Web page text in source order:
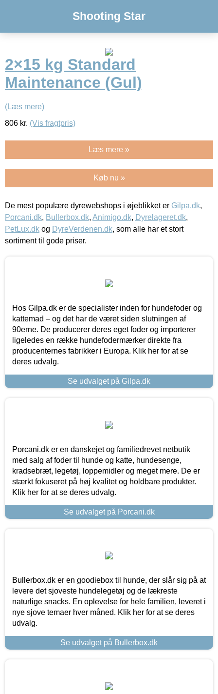
Shooting Star
2×15 kg Standard
Maintenance (Gul)
(Læs mere)
806 kr. (Vis fragtpris)
Læs mere »
Køb nu »
De mest populære dyrewebshops i øjeblikket er Gilpa.dk,
Porcani.dk, Bullerbox.dk, Animigo.dk, Dyrelageret.dk,
PetLux.dk og DyreVerdenen.dk, som alle har et stort
sortiment til gode priser.
Hos Gilpa.dk er de specialister inden for hundefoder og
kattemad – og det har de været siden slutningen af
90erne. De producerer deres eget foder og importerer
ligeledes en række hundefodermærker direkte fra
producenternes fabrikker i Europa. Klik her for at se
deres udvalg.
Se udvalget på Gilpa.dk
Porcani.dk er en danskejet og familiedrevet netbutik
med salg af foder til hunde og katte, hundesenge,
kradsebræt, legetøj, loppemidler og meget mere. De er
stærkt fokuseret på høj kvalitet og holdbare produkter.
Klik her for at se deres udvalg.
Se udvalget på Porcani.dk
Bullerbox.dk er en goodiebox til hunde, der slår sig på at
levere det sjoveste hundelegetøj og de lækreste
naturlige snacks. En oplevelse for hele familien, leveret i
nye sjove temaer hver måned. Klik her for at se deres
udvalg.
Se udvalget på Bullerbox.dk